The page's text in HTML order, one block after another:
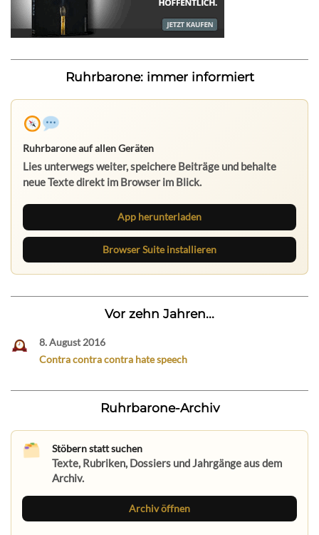
Ruhrbarone: immer informiert
Ruhrbarone auf allen Geräten
Lies unterwegs weiter, speichere Beiträge und behalte
neue Texte direkt im Browser im Blick.
App herunterladen
Browser Suite installieren
Vor zehn Jahren...
8. August 2016
Contra contra contra hate speech
Ruhrbarone-Archiv
Stöbern statt suchen
Texte, Rubriken, Dossiers und Jahrgänge aus dem
Archiv.
Archiv öffnen